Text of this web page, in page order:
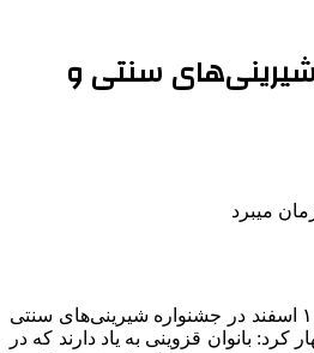
شیرینی‌های سنتی و
مریم بیدخام روز پنجشنبه ۱۶ اسفند در جشنواره شیرینی‌های سنتی
کرد: بانوان قزوینی به یاد دارند که در